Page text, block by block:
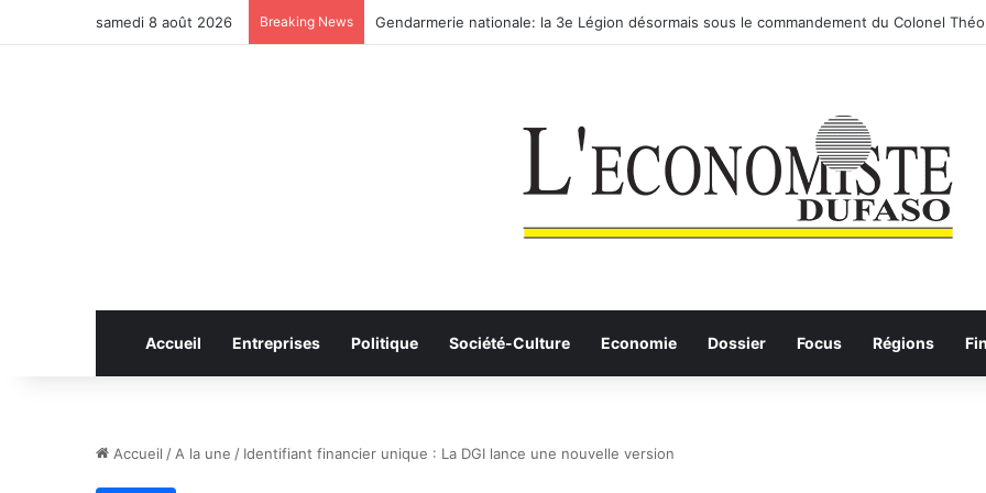
samedi 8 août 2026 Breaking News Anhui: le pont routier-ferroviaire sur le Yangtsé de Ma’anshan entre dans la phase finale
Accueil Entreprises Politique Société-Culture Economie Dossier Focus Régions
Accueil / A la une / Identifiant financier unique : La DGI lance une nouvelle version